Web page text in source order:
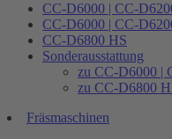
CC-D6000 | CC-
CC-D6000 | CC-
CC-D6800 HS
Sonderausstattung
zu CC-D6000 |
zu CC-D6800
Fräsmaschinen